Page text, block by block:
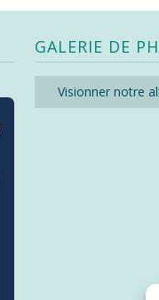
GALERIE DE
Visionner notre